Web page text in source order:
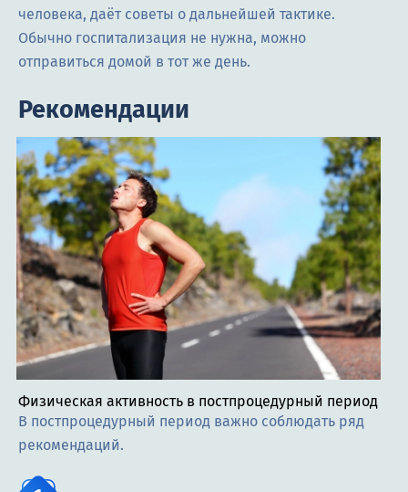
человека, даёт советы о дальнейшей тактике.
Обычно госпитализация не нужна, можно
отправиться домой в тот же день.
Рекомендации
Физическая активность в постпроцедурный период
В постпроцедурный период важно соблюдать ряд
рекомендаций.